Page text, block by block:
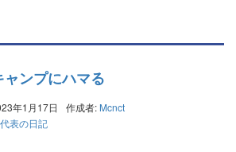
ンプにハマる
年1月17日 作成者: Mcnct
代表の日記